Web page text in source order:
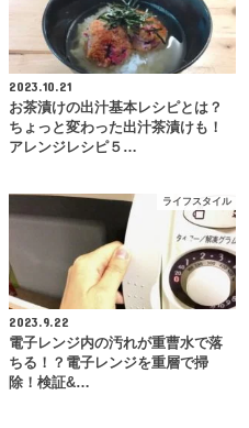
2023.10.21
お茶漬けの出汁基本レシピとは？
ちょっと変わった出汁茶漬けも！
アレンジレシピ５…
ライフスタイル
2023.9.22
電子レンジ内の汚れが重曹水で落
ちる！？電子レンジを重層で掃
除！検証&…